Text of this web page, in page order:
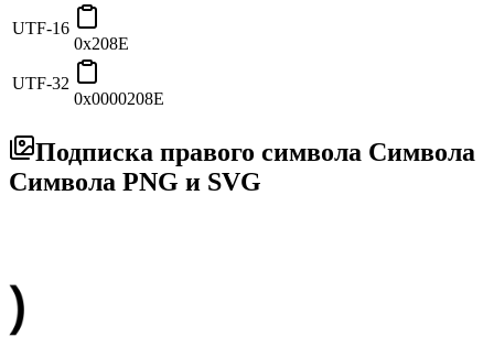
UTF-16
0x208E
UTF-32
0x0000208E
Подписка правого символа Символа
Символа PNG и SVG